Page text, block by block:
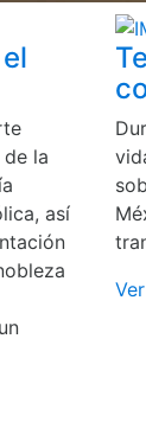
la
así